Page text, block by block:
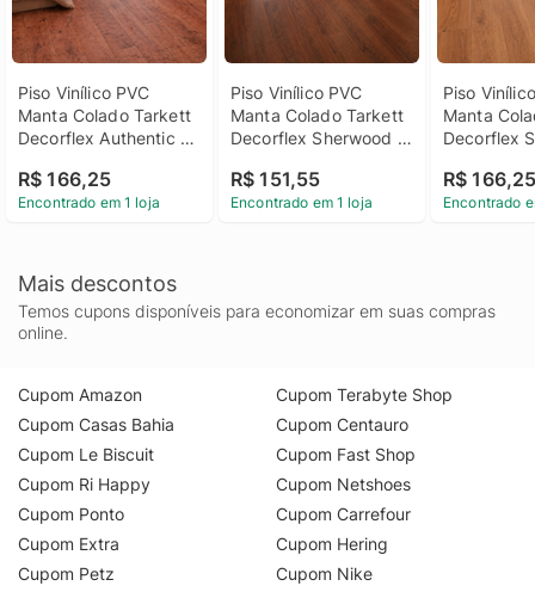
Piso Vinílico PVC
Manta Colado Tarkett
Decorflex Authentic
R$ 166,25
Encontrado em 1 loja
Piso Vinílico PVC
Manta Colado Tarkett
Decorflex Sherwood
R$ 151,55
Encontrado em 1 loja
Piso
Manta
Decorflex
R$
Encontrado
Mais descontos
Temos cupons disponíveis para economizar em suas compras
online.
Cupom Amazon
Cupom Casas Bahia
Cupom Le Biscuit
Cupom Ri Happy
Cupom Ponto
Cupom Extra
Cupom Petz
Cupom Terabyte Shop
Cupom Centauro
Cupom Fast Shop
Cupom Netshoes
Cupom Carrefour
Cupom Hering
Cupom Nike